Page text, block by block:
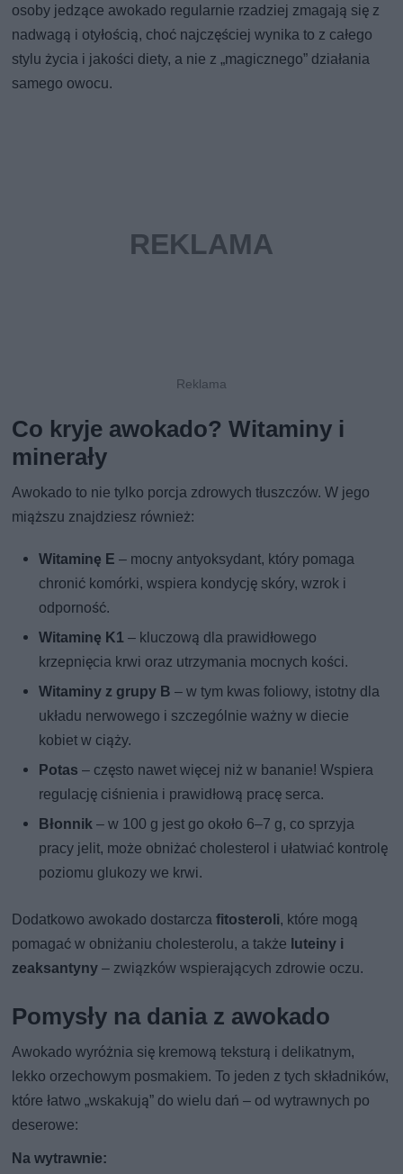
osoby jedzące awokado regularnie rzadziej zmagają się z
nadwagą i otyłością, choć najczęściej wynika to z całego
stylu życia i jakości diety, a nie z „magicznego” działania
samego owocu.
Co kryje awokado? Witaminy i
minerały
Awokado to nie tylko porcja zdrowych tłuszczów. W jego
miąższu znajdziesz również:
Witaminę E – mocny antyoksydant, który pomaga
chronić komórki, wspiera kondycję skóry, wzrok i
odporność.
Witaminę K1 – kluczową dla prawidłowego
krzepnięcia krwi oraz utrzymania mocnych kości.
Witaminy z grupy B – w tym kwas foliowy, istotny dla
układu nerwowego i szczególnie ważny w diecie
kobiet w ciąży.
Potas – często nawet więcej niż w bananie! Wspiera
regulację ciśnienia i prawidłową pracę serca.
Błonnik – w 100 g jest go około 6–7 g, co sprzyja
pracy jelit, może obniżać cholesterol i ułatwiać kontrolę
poziomu glukozy we krwi.
Dodatkowo awokado dostarczafitosteroli, które mogą
pomagać w obniżaniu cholesterolu, a także luteiny i
zeaksantyny – związków wspierających zdrowie oczu.
Pomysły na dania z awokado
Awokado wyróżnia się kremową teksturą i delikatnym,
lekko orzechowym posmakiem. To jeden z tych składników,
które łatwo „wskakują” do wielu dań – od wytrawnych po
deserowe:
Na wytrawnie: